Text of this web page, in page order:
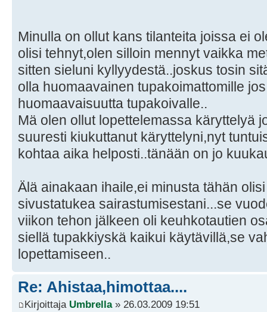
Minulla on ollut kans tilanteita joissa ei
olisi tehnyt,olen silloin mennyt vaikka
sitten sieluni kyllyydestä..joskus tosin
olla huomaavainen tupakoimattomille
huomaavaisuutta tupakoivalle..
Mä olen ollut lopettelemassa käryttelyä
suuresti kiukuttanut käryttelyni,nyt
kohtaa aika helposti..tänään on jo
Älä ainakaan ihaile,ei minusta tähän
sivustatukea sairastumisestani...se
viikon tehon jälkeen oli keuhkotautien
siellä tupakkiyskä kaikui käytävillä,se
lopettamiseen..
Re: Ahistaa,himottaa....
Kirjoittaja Umbrella» 26.03.2009 19:51